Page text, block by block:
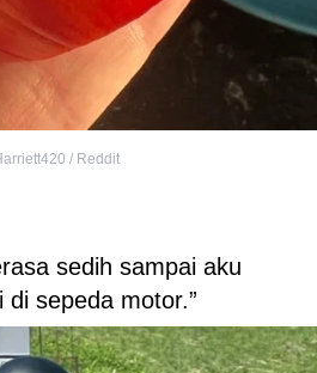
/ Reddit
sedih sampai aku
sepeda motor.”